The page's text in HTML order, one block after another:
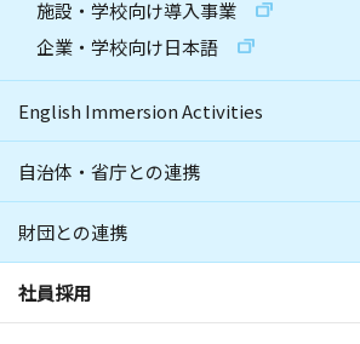
施設・学校向け導入事業
企業・学校向け日本語
English Immersion Activities
自治体・省庁との連携
財団との連携
社員採用